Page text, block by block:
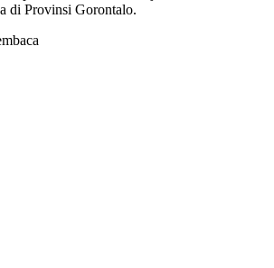
di Provinsi Gorontalo.